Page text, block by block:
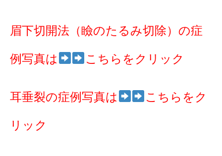
眉下切開法（瞼のたるみ切除）の症
例写真は こちらをクリック
耳垂裂の症例写真は こちらをク
リック